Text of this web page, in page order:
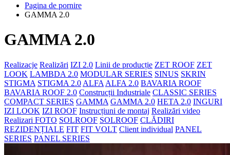
Pagina de pornire
GAMMA 2.0
GAMMA 2.0
Realizacje Realizări IZI 2.0 Linii de producție ZET ROOF ZET
LOOK LAMBDA 2.0 MODULAR SERIES SINUS SKRIN
STIGMA STIGMA 2.0 ALFA ALFA 2.0 BAVARIA ROOF
BAVARIA ROOF 2.0 Construcții Industriale CLASSIC SERIES
COMPACT SERIES GAMMA GAMMA 2.0 HETA 2.0 INGURI
IZI LOOK IZI ROOF Instrucțiuni de montaj Realizări video
Realizari FOTO SOLROOF SOLROOF CLĂDIRI
REZIDENȚIALE FIT FIT VOLT Client individual PANEL
SERIES PANEL SERIES